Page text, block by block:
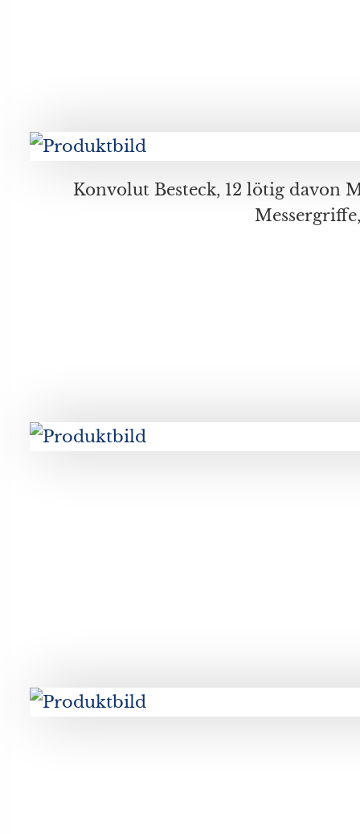
Konvolut Besteck, 12 lötig davon Messer 750er Silber: 11 kleine Gabeln, zus. ca. 495 Gr., 10x kleine Messer, zus. ca. 600 Gr., 3x großes Messer und 2x